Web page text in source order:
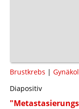
Brustkrebs |
Diapositiv